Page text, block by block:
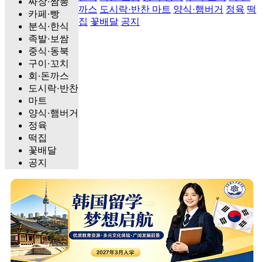
카페·빵
분식·한식
족발·보쌈
중식·동북
구이·꼬치
회·돈까스
도시락·반찬
마트
양식·햄버거
정육
떡집
꽃배달
공지
까스 도시락·반찬 마트 양식·햄버거 정육 떡
집 꽃배달 공지